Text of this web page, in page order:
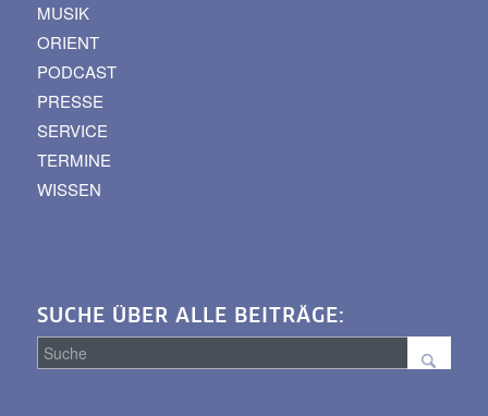
MUSIK
ORIENT
PODCAST
PRESSE
SERVICE
TERMINE
WISSEN
SUCHE ÜBER ALLE BEITRÄGE: